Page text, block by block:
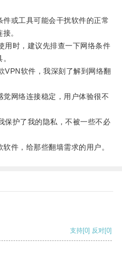
或工具可能会干扰软件的正常
。
时，建议先排查一下网络条件
软件，我深刻了解到网络翻
网络连接稳定，用户体验很不
护了我的隐私，不被一些不必
，给那些翻墙需求的用户。
支持[0] 反对[0]